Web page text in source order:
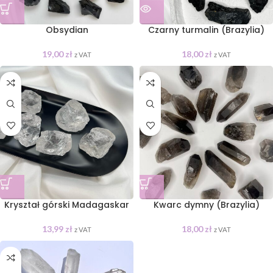
Obsydian
19,00zł z VAT
Czarny turmalin (Brazylia)
18,00zł z VAT
Kryształ górski Madagaskar
13,99 zł z VAT
Kwarc dymny (Brazylia)
18,00zł z VAT